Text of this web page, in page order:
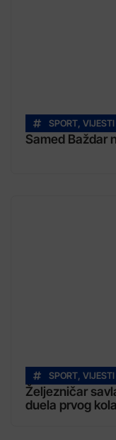
SPORT, VIJESTI
Samed Baždar
SPORT, VIJESTI
Željezničar
duela prvog